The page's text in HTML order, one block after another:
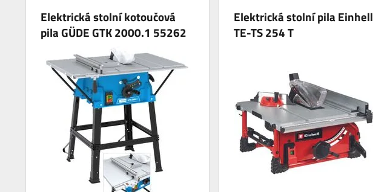
Elektrická stolní kotoučová
pila GÜDE GTK 2000.1 55262
Elektrická stolní pila Einhell
TE-TS 254 T